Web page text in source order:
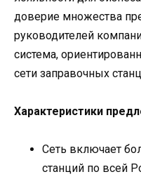
доверие множества
руководителей
система,
сети заправочных
Характеристики
Сеть включает
станций по всей